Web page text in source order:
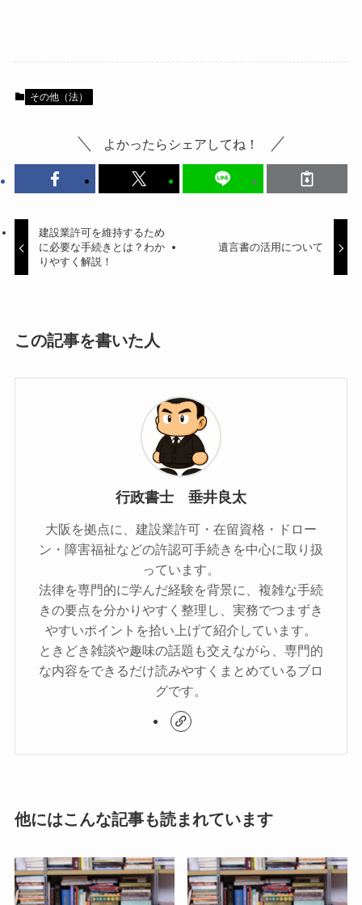
その他（法）
よかったらシェアしてね！
建設業許可を維持するため
に必要な手続きとは？わか
りやすく解説！
遺言書の活用について
この記事を書いた人
行政書士 垂井良太
大阪を拠点に、建設業許可・在留資格・ドロー
ン・障害福祉などの許認可手続きを中心に取り扱
っています。
法律を専門的に学んだ経験を背景に、複雑な手続
きの要点を分かりやすく整理し、実務でつまずき
やすいポイントを拾い上げて紹介しています。
ときどき雑談や趣味の話題も交えながら、専門的
な内容をできるだけ読みやすくまとめているブロ
グです。
他にはこんな記事も読まれています